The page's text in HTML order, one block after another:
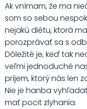
Ak vnímam, že ma
som so sebou
nejakú diétu, ktorá
porozprávať sa s
Dôležité je, keď tak
veľmi jednoduché
príjem, ktorý nás len
Nie je hanba
mať pocit zlyhania.